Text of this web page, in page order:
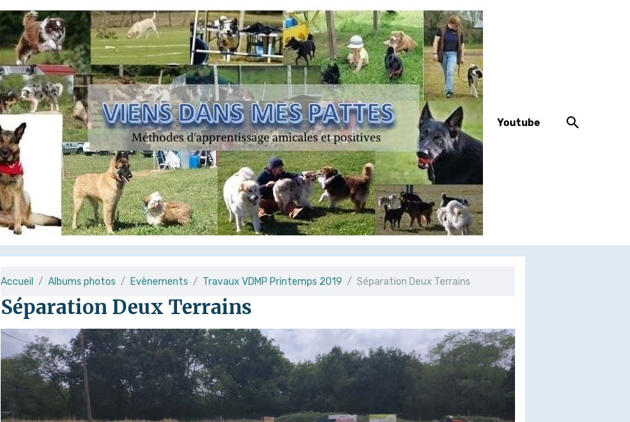
Youtube
Accueil Albums photos Evènements Travaux VDMP Printemps 2019 Séparation Deux Terrains
Séparation Deux Terrains